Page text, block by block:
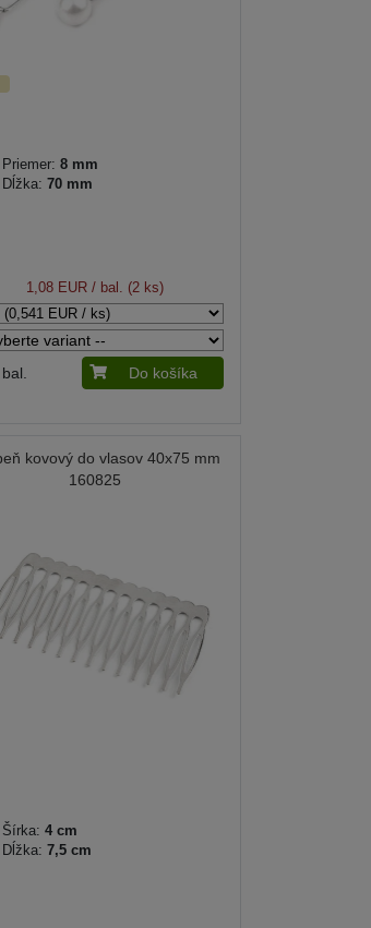
Priemer: 8 mm
Dĺžka: 70 mm
1,08 EUR / bal. (2 ks)
bal. Do košíka
kovový do vlasov 40x75 mm
160825
Šírka: 4 cm
Dĺžka: 7,5 cm